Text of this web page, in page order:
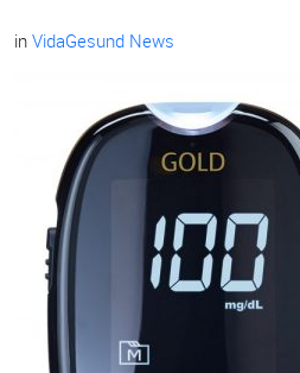
in VidaGesund News